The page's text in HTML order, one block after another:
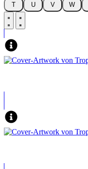
T
U V W